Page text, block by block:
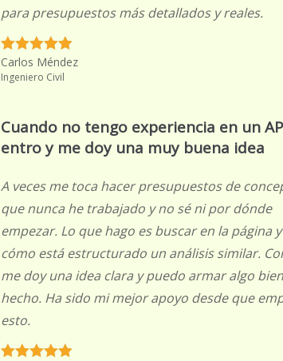
para presupuestos más detallados y reales.
Carlos Méndez
Ingeniero Civil
Cuando no tengo experiencia en un
entro y me doy una muy buena idea
A veces me toca hacer presupuestos de
que nunca he trabajado y no sé ni por dónde
empezar. Lo que hago es buscar en la página
cómo está estructurado un análisis similar.
me doy una idea clara y puedo armar algo bien
hecho. Ha sido mi mejor apoyo desde que
esto.